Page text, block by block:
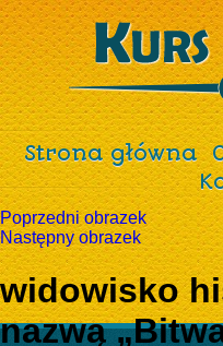
Strona główna
Poprzedni obrazek
Następny obrazek
widowisko
nazwą